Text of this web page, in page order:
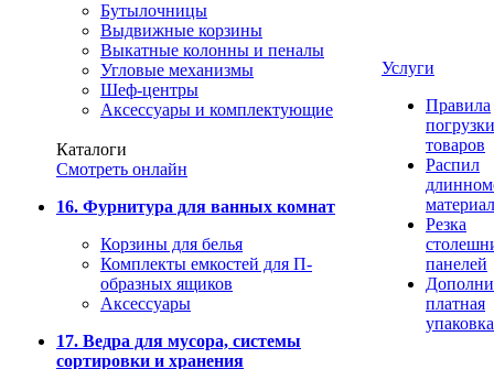
Бутылочницы
Выдвижные корзины
Выкатные колонны и пеналы
Угловые механизмы
Шеф-центры
Аксессуары и комплектующие
Каталоги
Смотреть онлайн
16. Фурнитура для ванных комнат
Корзины для белья
Комплекты емкостей для П-
образных ящиков
Аксессуары
17. Ведра для мусора, системы
сортировки и хранения
Услуги
Правила
погрузки
товаров
Распил
Резка
панелей
платная
упаковка